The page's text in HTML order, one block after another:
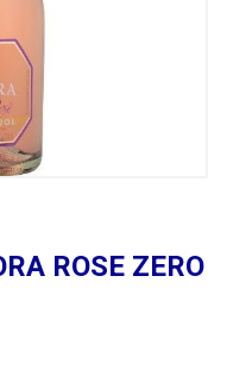
ROSE ZERO